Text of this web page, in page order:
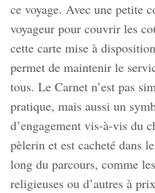
ce voyage. Avec une petite
voyageur pour couvrir les
cette carte mise à
permet de maintenir le
tous. Le Carnet n’est pas
pratique, mais aussi un
d’engagement vis-à-vis du
pèlerin et est cacheté dans
long du parcours, comme
religieuses ou d’autres à